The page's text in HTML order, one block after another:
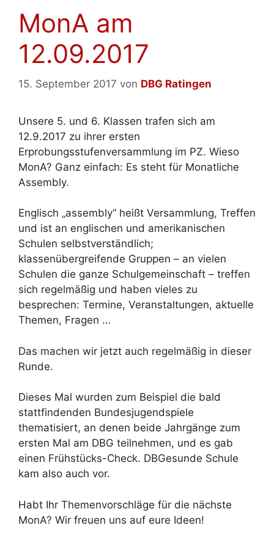
MonA am
12.09.2017
15. September 2017 von DBG Ratingen
Unsere 5. und 6. Klassen trafen sich am
12.9.2017 zu ihrer ersten
Erprobungsstufenversammlung im PZ. Wieso
MonA? Ganz einfach: Es steht für Monatliche
Assembly.
Englisch „assembly“ heißt Versammlung, Treffen
und ist an englischen und amerikanischen
Schulen selbstverständlich;
klassenübergreifende Gruppen – an vielen
Schulen die ganze Schulgemeinschaft – treffen
sich regelmäßig und haben vieles zu
besprechen: Termine, Veranstaltungen, aktuelle
Themen, Fragen …
Das machen wir jetzt auch regelmäßig in dieser
Runde.
Dieses Mal wurden zum Beispiel die bald
stattfindenden Bundesjugendspiele
thematisiert, an denen beide Jahrgänge zum
ersten Mal am DBG teilnehmen, und es gab
einen Frühstücks-Check. DBGesunde Schule
kam also auch vor.
Habt Ihr Themenvorschläge für die nächste
MonA? Wir freuen uns auf eure Ideen!